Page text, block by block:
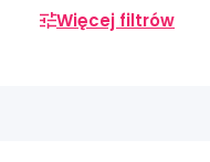
Więcej filtrów